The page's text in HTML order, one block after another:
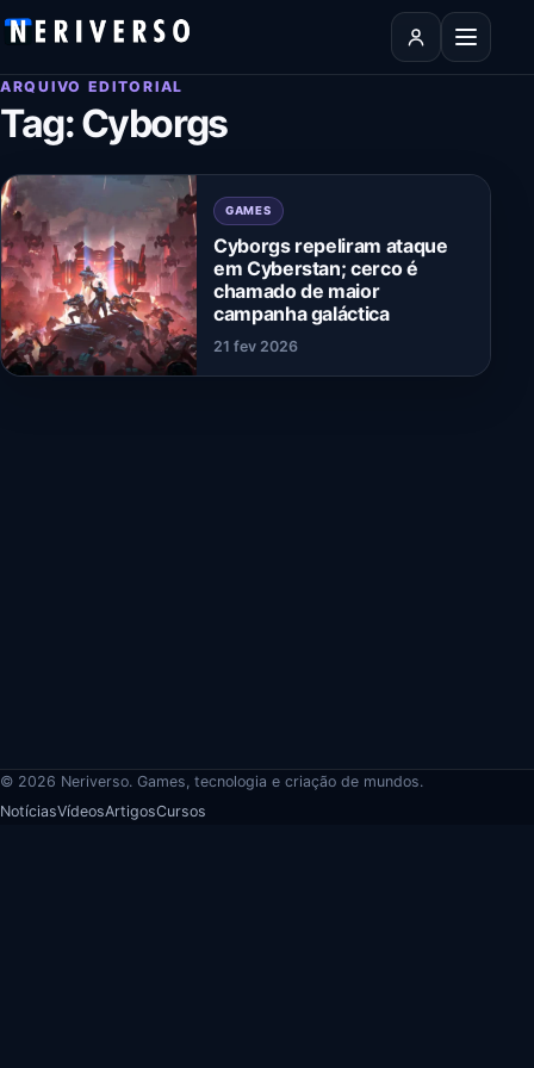
Pular para o conteúdo
Abrir
ARQUIVO EDITORIAL
Tag:Cyborgs
GAMES
Cyborgs repeliram ataque
em Cyberstan; cerco é
chamado de maior
campanha galáctica
21 fev 2026
© 2026 Neriverso. Games, tecnologia e criação de mundos.
NotíciasVídeosArtigosCursos